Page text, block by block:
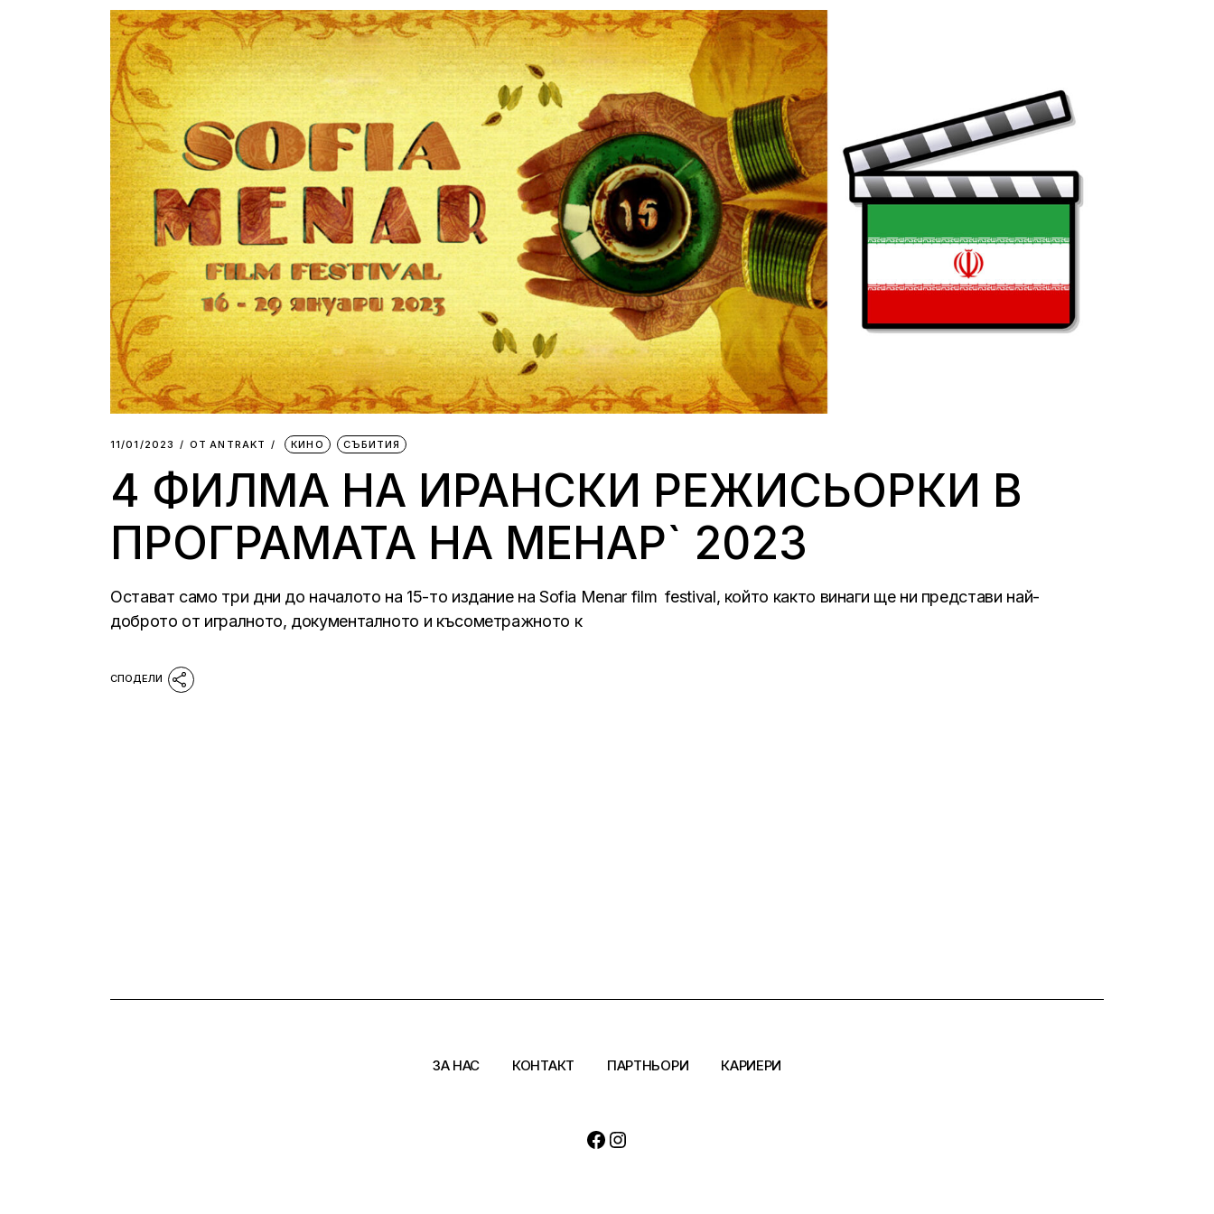
Силни жени
Насам-натам
Други
11/01/2023 ОТ АNTRAKT КИНО СЪБИТИЯ
4 ФИЛМА НА ИРАНСКИ РЕЖИСЬОРКИ В
ПРОГРАМАТА НА МЕНАР` 2023
Остават само три дни до началото на 15-то издание на Sofia Menar film festival, който както винаги ще ни представи най-
доброто от игралното, документалното и късометражното к
ЗА НАС КОНТАКТ ПАРТНЬОРИ КАРИЕРИ
Facebook
Instagram